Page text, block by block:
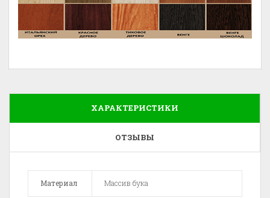
ХАРАКТЕРИСТИКИ
ОТЗЫВЫ
Материал Массив бука